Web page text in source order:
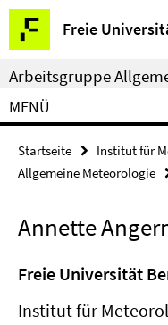
Springe
direkt
zu
Inhalt
Freie
Service-
Navigation
Arbeitsgruppe
MENÜ
Startseite Institut für
Allgemeine Meteorologie
Annette
Freie Universität
Institut für